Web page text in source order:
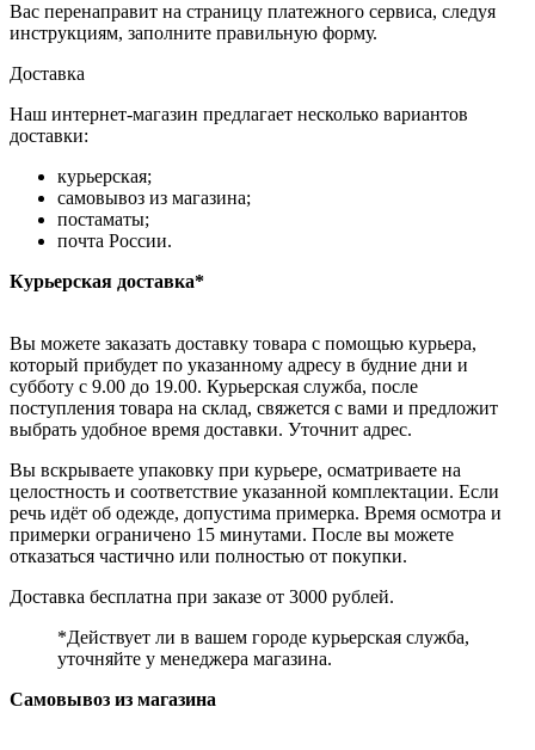
Вас перенаправит на страницу платежного сервиса, следуя
инструкциям, заполните правильную форму.
Доставка
Наш интернет-магазин предлагает несколько вариантов
доставки:
курьерская;
самовывоз из магазина;
постаматы;
почта России.
Курьерская доставка*
Вы можете заказать доставку товара с помощью курьера,
который прибудет по указанному адресу в будние дни и
субботу с 9.00 до 19.00. Курьерская служба, после
поступления товара на склад, свяжется с вами и предложит
выбрать удобное время доставки. Уточнит адрес.
Вы вскрываете упаковку при курьере, осматриваете на
целостность и соответствие указанной комплектации. Если
речь идёт об одежде, допустима примерка. Время осмотра и
примерки ограничено 15 минутами. После вы можете
отказаться частично или полностью от покупки.
Доставка бесплатна при заказе от 3000 рублей.
*Действует ли в вашем городе курьерская служба,
уточняйте у менеджера магазина.
Самовывоз из магазина